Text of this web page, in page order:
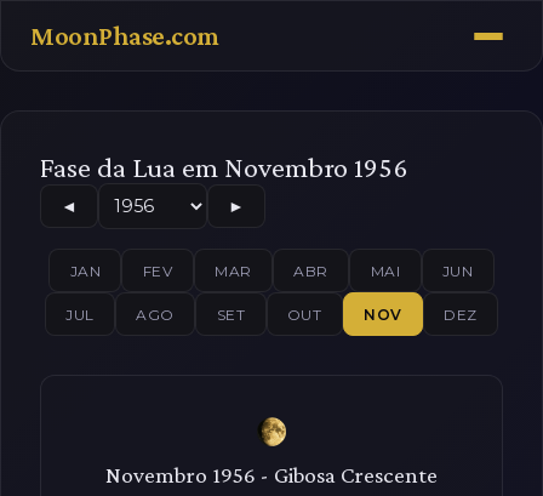
MoonPhase.com
Fase da Lua em Novembro 1956
◄ ►
JAN FEV MAR ABR MAI JUN
JUL AGO SET OUT NOV DEZ
Novembro 1956 - Gibosa Crescente